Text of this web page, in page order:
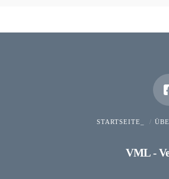
STARTSEITE_
VML -